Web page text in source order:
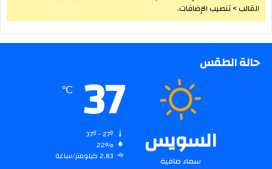
القالب > تنصيب الإضافات.
حالة الطقس
السويس
سماء صافية
37
℃
22%
2.83 كيلومتر/ساعة